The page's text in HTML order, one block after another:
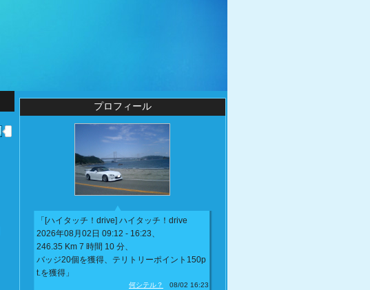
プロフィール
「[ハイタッチ！drive] ハイタッチ！drive
2026年08月02日 09:12 - 16:23、
246.35 Km 7 時間 10 分、
バッジ20個を獲得、テリトリーポイント150p
t.を獲得」
何シテル？ 08/02 16:23